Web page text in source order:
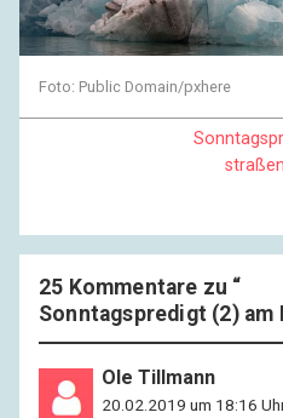
Foto: Public Domain/pxhere
25 Kommentare zu “
Sonntagspredigt (2)
Ole Tillmann
20.02.2019 um 18:16